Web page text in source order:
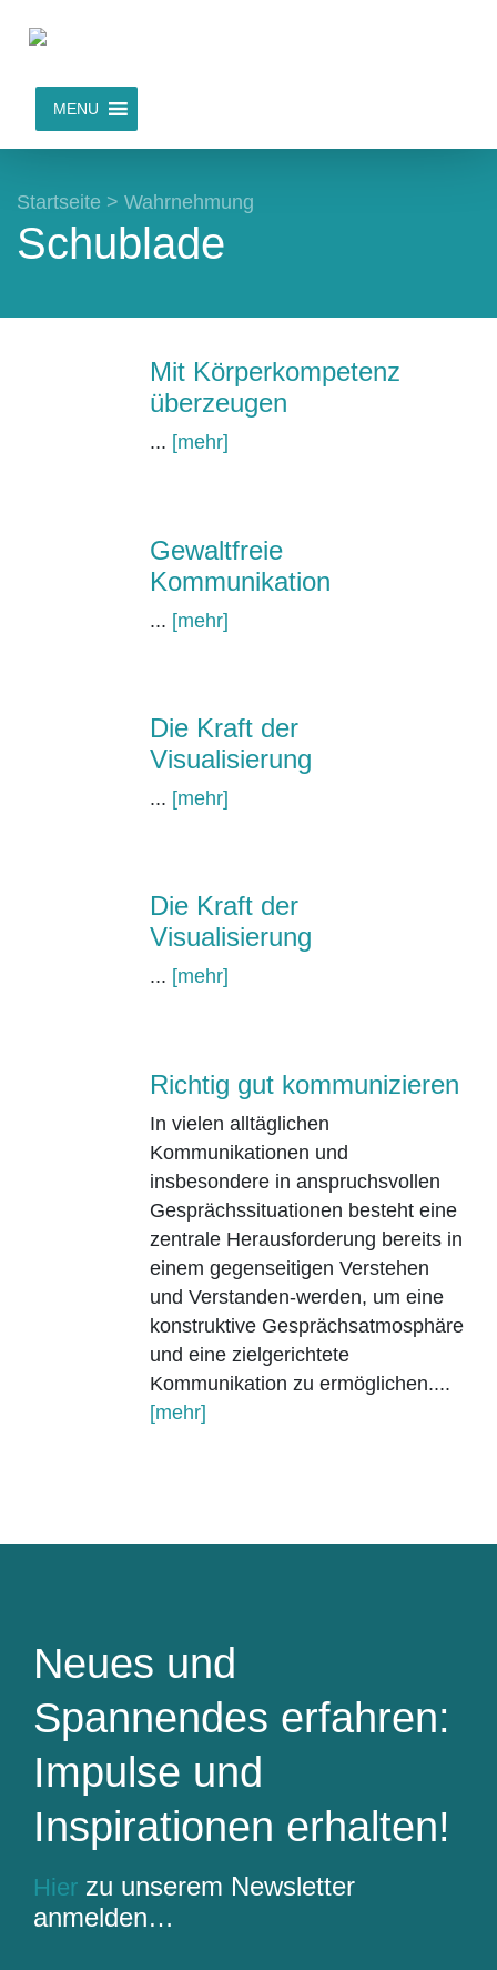
MENU
Startseite > Wahrnehmung
Schublade
Mit Körperkompetenz
überzeugen
... [mehr]
Gewaltfreie
Kommunikation
... [mehr]
Die Kraft der
Visualisierung
... [mehr]
Die Kraft der
Visualisierung
... [mehr]
Richtig gut kommunizieren
In vielen alltäglichen
Kommunikationen und
insbesondere in anspruchsvollen
Gesprächssituationen besteht eine
zentrale Herausforderung bereits in
einem gegenseitigen Verstehen
und Verstanden-werden, um eine
konstruktive Gesprächsatmosphäre
und eine zielgerichtete
Kommunikation zu ermöglichen....
[mehr]
Neues und
Spannendes erfahren:
Impulse und
Inspirationen erhalten!
Hier zu unserem Newsletter
anmelden…